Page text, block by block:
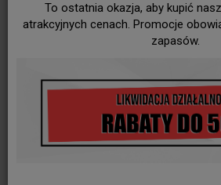
To ostatnia okazja, aby kupić
atrakcyjnych cenach. Promocje
zapasów.